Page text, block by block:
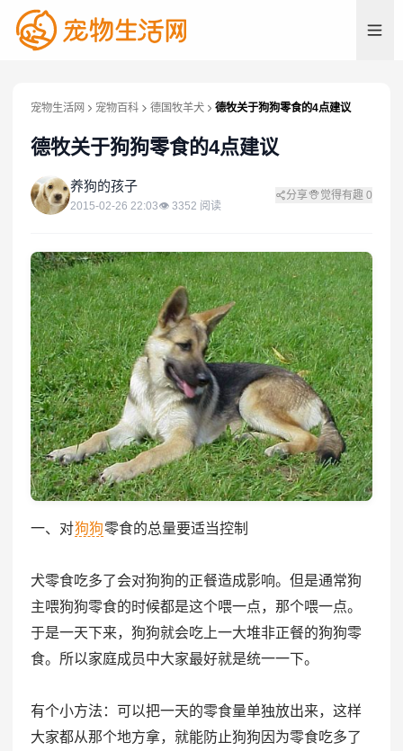
宠物生活网 宠物百科 德国牧羊犬 德牧关于狗狗零食的4点建议
德牧关于狗狗零食的4点建议
养 养狗的孩子
2015-02-26 22:03👁 3352 阅读
分享 觉得有趣 0
一、对狗狗零食的总量要适当控制
犬零食吃多了会对狗狗的正餐造成影响。但是通常狗
主喂狗狗零食的时候都是这个喂一点，那个喂一点。
于是一天下来，狗狗就会吃上一大堆非正餐的狗狗零
食。所以家庭成员中大家最好就是统一一下。
有个小方法：可以把一天的零食量单独放出来，这样
大家都从那个地方拿，就能防止狗狗因为零食吃多了